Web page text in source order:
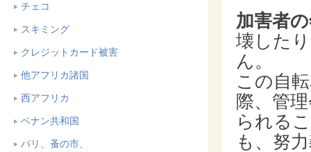
チェコ
スキミング
クレジットカード被害
他アフリカ諸国
西アフリカ
ベナン共和国
パリ、蚤の市、
加害者
壊した
ん。
この自
際、管
られる
も、努